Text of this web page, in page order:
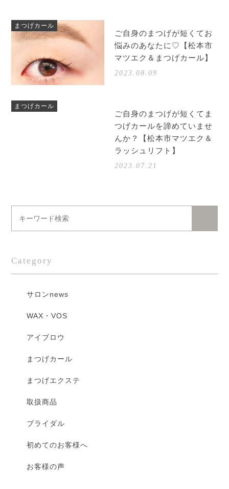
まつげカール
ご自身のまつげが短くてお
悩みのあなたに♡【松本市
マツエク＆まつげカール】
2023.08.09
まつげカール
ご自身のまつげが短くてま
つげカールを諦めていませ
んか？【松本市マツエク＆
ラッシュリフト】
2023.07.21
Category
サロンnews
WAX・VOS
アイブロウ
まつげカール
まつげエクステ
取扱商品
ブライダル
初めてのお客様へ
お客様の声